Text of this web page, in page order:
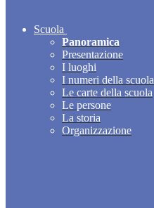
Scuola
Panoramica
Presentazione
I luoghi
I numeri della scuola
Le carte della scuola
Le persone
La storia
Organizzazione